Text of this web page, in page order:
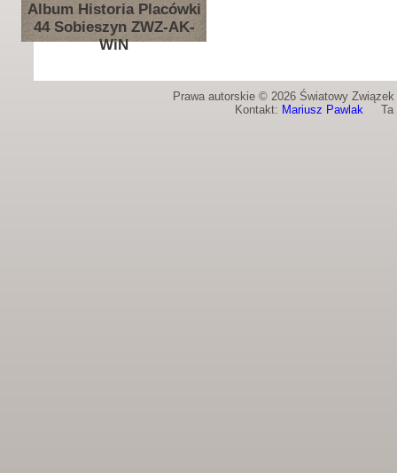
Album Historia Placówki
44 Sobieszyn ZWZ-AK-
WiN
Prawa autorskie © 2026 Światowy
Kontakt: Mariusz PawlakTa